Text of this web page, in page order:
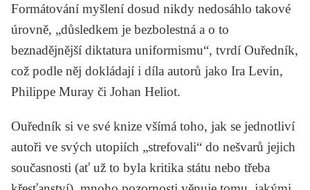
Formátování myšlení dosud nikdy nedosáhlo takové
úrovně, „důsledkem je bezbolestná a o to
beznadějnější diktatura uniformismu“, tvrdí Ouředník,
což podle něj dokládají i díla autorů jako Ira Levin,
Philippe Muray či Johan Heliot.
Ouředník si ve své knize všímá toho, jak se jednotliví
autoři ve svých utopiích „strefovali“ do nešvarů jejich
současnosti (ať už to byla kritika státu nebo třeba